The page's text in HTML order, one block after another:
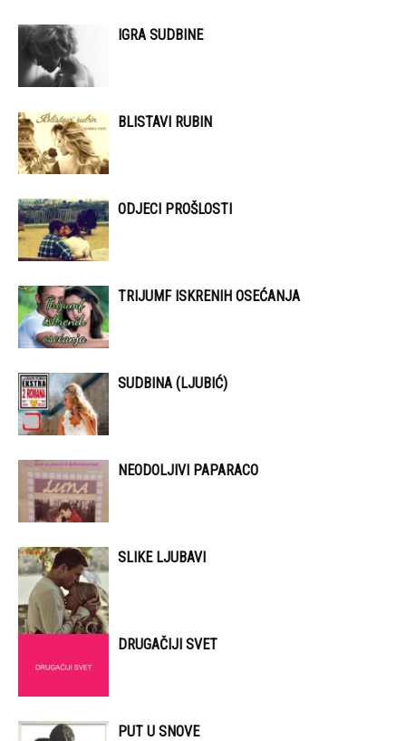
IGRA SUDBINE
BLISTAVI RUBIN
ODJECI PROŠLOSTI
TRIJUMF ISKRENIH OSEĆANJA
SUDBINA (LJUBIĆ)
NEODOLJIVI PAPARACO
SLIKE LJUBAVI
DRUGAČIJI SVET
PUT U SNOVE